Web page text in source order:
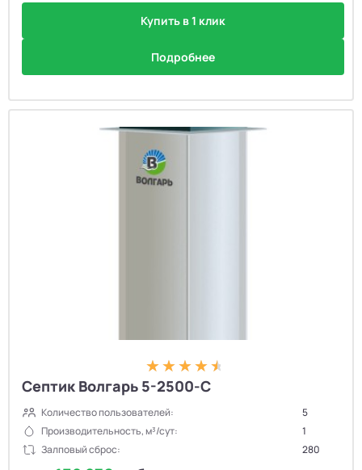
Купить в 1 клик
Подробнее
Септик Волгарь 5-2500-С
Количество пользователей:
5
Производительность, м³/сут:
1
Залповый сброс:
280